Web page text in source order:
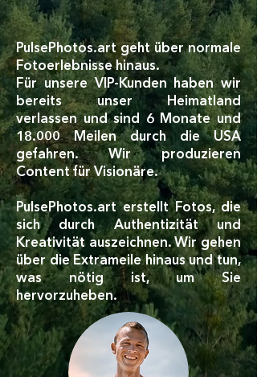
PulsePhotos.art geht über normale
Fotoerlebnisse hinaus.
Für unsere VIP-Kunden haben wir
bereits unser Heimatland
verlassen und sind 6 Monate und
18.000 Meilen durch die USA
gefahren. Wir produzieren
Content für Visionäre.
PulsePhotos.art erstellt Fotos, die
sich durch Authentizität und
Kreativität auszeichnen. Wir gehen
über die Extrameile hinaus und tun,
was nötig ist, um Sie
hervorzuheben.